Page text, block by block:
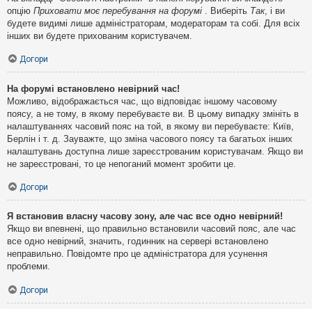
опцію Приховати моє перебування на форумі . Виберіть Так, і ви
будете видимі лише адміністраторам, модераторам та собі. Для всіх
інших ви будете прихованим користувачем.
Догори
На форумі встановлено невірний час!
Можливо, відображається час, що відповідає іншому часовому
поясу, а не тому, в якому перебуваєте ви. В цьому випадку змініть в
налаштуваннях часовий пояс на той, в якому ви перебуваєте: Київ,
Берлін і т. д. Зауважте, що зміна часового поясу та багатьох інших
налаштувань доступна лише зареєстрованим користувачам. Якщо ви
не зареєстровані, то це непоганий момент зробити це.
Догори
Я встановив власну часову зону, але час все одно невірний!
Якщо ви впевнені, що правильно встановили часовий пояс, але час
все одно невірний, значить, годинник на сервері встановлено
неправильно. Повідомте про це адміністратора для усунення
проблеми.
Догори